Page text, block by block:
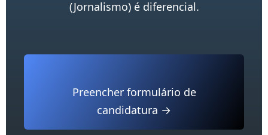
(Jornalismo) é diferencial.
Preencher formulário de
candidatura →